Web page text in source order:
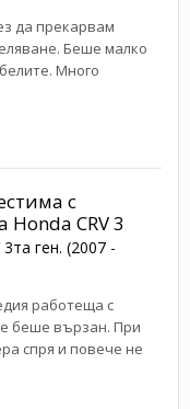
да прекарвам
Беше малко
Много
с
CRV 3
3та ген. (2007 -
работеща с
беше вързан. При
спря и повече не